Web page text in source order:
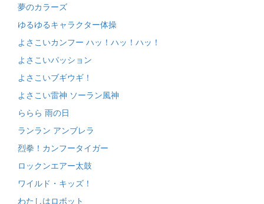
夢のカラーズ
ゆるゆるキャラクター体操
よさこいカンフー ハッ！ハッ！ハッ！
よさこいパッション
よさこいブギウギ！
よさこい雷神 ソーラン風神
ららら 雨の日
ランラン アンブレラ
烈拳！カンフータイガー
ロックンエアー太鼓
ワイルド・キッズ！
わたしはロボット